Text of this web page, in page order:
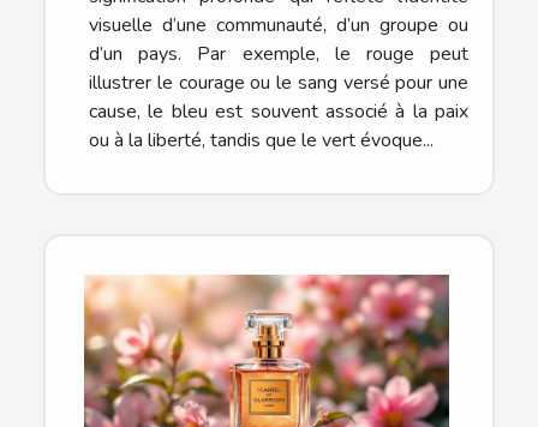
visuelle d’une communauté, d’un groupe ou
d’un pays. Par exemple, le rouge peut
illustrer le courage ou le sang versé pour une
cause, le bleu est souvent associé à la paix
ou à la liberté, tandis que le vert évoque...